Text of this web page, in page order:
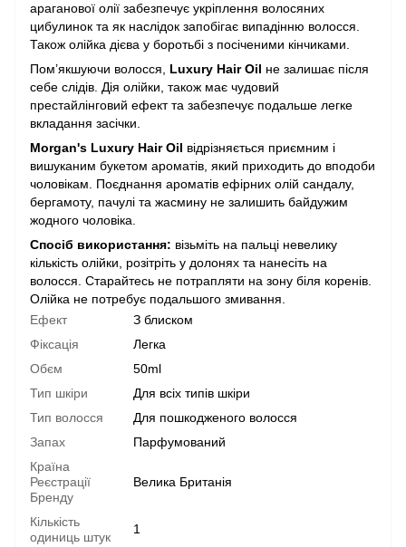
араганової олії забезпечує укріплення волосяних
цибулинок та як наслідок запобігає випадінню волосся.
Також олійка дієва у боротьбі з посіченими кінчиками.
Пом’якшуючи волосся, Luxury Hair Oil не залишає після
себе слідів. Дія олійки, також має чудовий
престайлінговий ефект та забезпечує подальше легке
вкладання засічки.
Morgan's Luxury Hair Oil відрізняється приємним і
вишуканим букетом ароматів, який приходить до вподоби
чоловікам. Поєднання ароматів ефірних олій сандалу,
бергамоту, пачулі та жасмину не залишить байдужим
жодного чоловіка.
Спосіб використання: візьміть на пальці невелику
кількість олійки, розітріть у долонях та нанесіть на
волосся. Старайтесь не потрапляти на зону біля коренів.
Олійка не потребує подальшого змивання.
Ефект
З блиском
Фіксація
Легка
Обєм
50ml
Тип шкіри
Для всіх типів шкіри
Тип волосся
Для пошкодженого волосся
Запах
Парфумований
Країна
Реєстрації
Бренду
Велика Британія
Кількість
одиниць штук
1